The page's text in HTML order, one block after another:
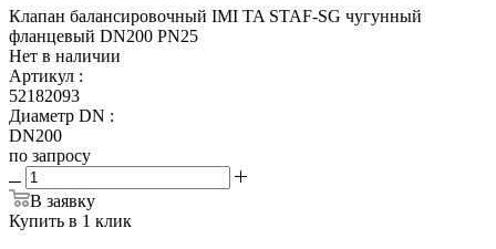
Клапан балансировочный IMI TA STAF-SG чугунный
фланцевый DN200 PN25
Нет в наличии
Артикул :
52182093
Диаметр DN :
DN200
по запросу
В заявку
Купить в 1 клик